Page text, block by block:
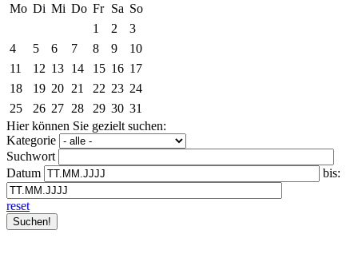
Mo Di Mi Do Fr Sa So
1
2
3
4
5 6 7 8 9
10
11
12 13 14 15 16 17
18
19 20 21 22 23 24
25
26 27 28 29 30 31
Hier können Sie gezielt suchen:
Kategorie
Suchwort
Datum
bis:
reset